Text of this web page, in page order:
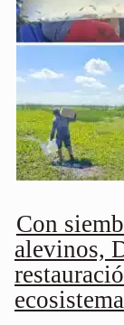
Con
alevinos,
ecosistema